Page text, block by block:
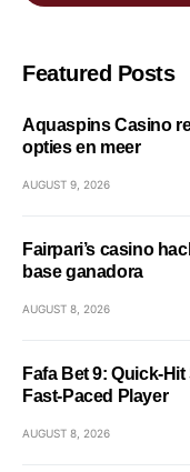
Featured Posts
Aquaspins Casino
opties en meer
AUGUST 9, 2026
Fairpari’s casino
base ganadora
AUGUST 8, 2026
Fafa Bet 9:
Fast‑Paced Player
AUGUST 8, 2026